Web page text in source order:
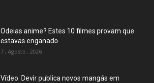
Odeias anime? Estes 10 filmes provam que
estavas enganado
7 , Agosto , 2026
Vídeo: Devir publica novos mangás em